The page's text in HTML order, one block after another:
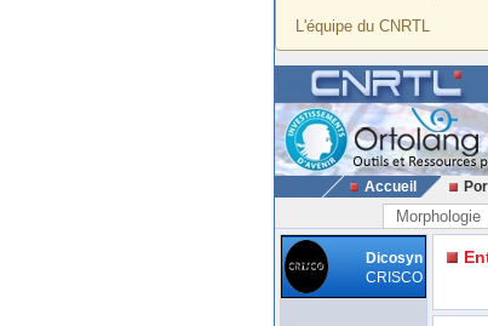
L'équipe du CNRTL
Accueil
Morphologie
Dicosyn
CRISCO